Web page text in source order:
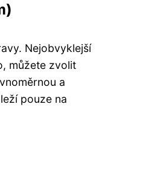
Nejobvyklejší
můžete zvolit
a
pouze na